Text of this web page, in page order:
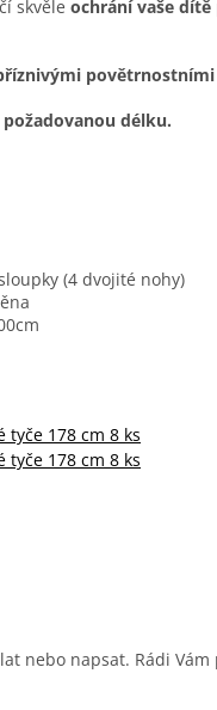
skvěle ochrání vaše dítě
délku.
(4 dvojité nohy)
nebo napsat. Rádi